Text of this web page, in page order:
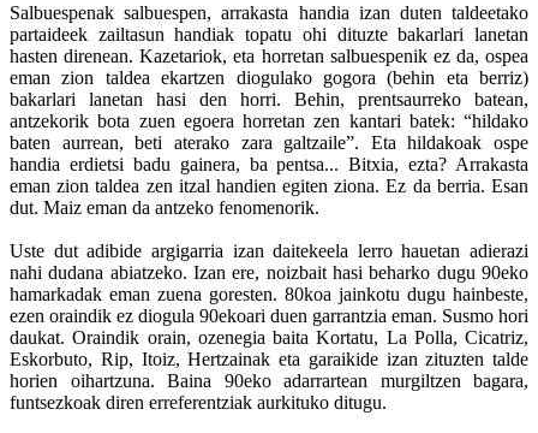
Salbuespenak salbuespen, arrakasta handia izan duten taldeetako
partaideek zailtasun handiak topatu ohi dituzte bakarlari lanetan
hasten direnean. Kazetariok, eta horretan salbuespenik ez da, ospea
eman zion taldea ekartzen diogulako gogora (behin eta berriz)
bakarlari lanetan hasi den horri. Behin, prentsaurreko batean,
antzekorik bota zuen egoera horretan zen kantari batek: “hildako
baten aurrean, beti aterako zara galtzaile”. Eta hildakoak ospe
handia erdietsi badu gainera, ba pentsa... Bitxia, ezta? Arrakasta
eman zion taldea zen itzal handien egiten ziona. Ez da berria. Esan
dut. Maiz eman da antzeko fenomenorik.
Uste dut adibide argigarria izan daitekeela lerro hauetan adierazi
nahi dudana abiatzeko. Izan ere, noizbait hasi beharko dugu 90eko
hamarkadak eman zuena goresten. 80koa jainkotu dugu hainbeste,
ezen oraindik ez diogula 90ekoari duen garrantzia eman. Susmo hori
daukat. Oraindik orain, ozenegia baita Kortatu, La Polla, Cicatriz,
Eskorbuto, Rip, Itoiz, Hertzainak eta garaikide izan zituzten talde
horien oihartzuna. Baina 90eko adarrartean murgiltzen bagara,
funtsezkoak diren erreferentziak aurkituko ditugu.